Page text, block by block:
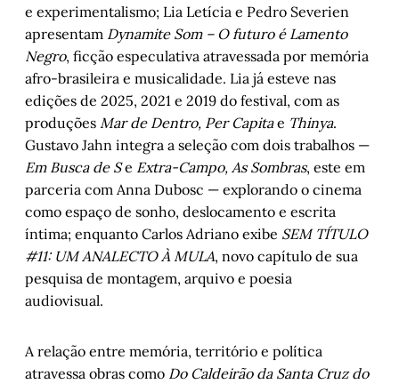
e experimentalismo; Lia Letícia e Pedro Severien
apresentam Dynamite Som – O futuro é Lamento
Negro, ficção especulativa atravessada por memória
afro-brasileira e musicalidade. Lia já esteve nas
edições de 2025, 2021 e 2019 do festival, com as
produções Mar de Dentro, Per Capitae Thinya.
Gustavo Jahn integra a seleção com dois trabalhos —
Em Busca de Se Extra-Campo, As Sombras, este em
parceria com Anna Dubosc — explorando o cinema
como espaço de sonho, deslocamento e escrita
íntima; enquanto Carlos Adriano exibe SEM TÍTULO
#11: UM ANALECTO À MULA, novo capítulo de sua
pesquisa de montagem, arquivo e poesia
audiovisual.
A relação entre memória, território e política
atravessa obras como Do Caldeirão da Santa Cruz do